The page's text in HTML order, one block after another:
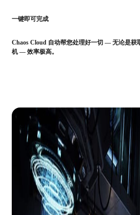
一键即可完成
Chaos Cloud 自动帮您处理好一切 — 无论是获
机 — 效率极高。